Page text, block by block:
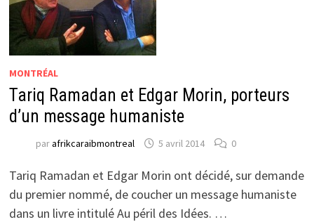
MONTRÉAL
Tariq Ramadan et Edgar Morin, porteurs
d’un message humaniste
parafrikcaraibmontreal 5 avril 2014 0
Tariq Ramadan et Edgar Morin ont décidé, sur demande
du premier nommé, de coucher un message humaniste
dans un livre intitulé Au péril des Idées. …